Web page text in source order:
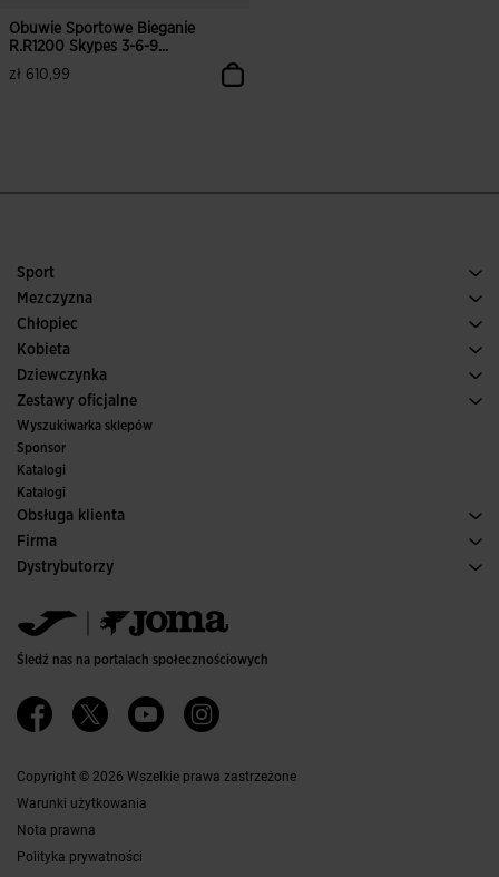
Obuwie Sportowe Bieganie
R.R1200 Skypes 3-6-9...
zł 610,99
Sport
Bieganie
Pilka nozna
Paddle
Trail, Bieganie w terenie
Mezczyzna
Buty Meskie
Sport
Chłopiec
Zobacz wszystkie ubrania dla chłopców
Kobieta
Obuwie Damskie
Sport
Dziewczynka
Zobacz wszystkie ubrania dla dziewczynek
Zestawy oficjalne
Pilka nozna
Futsal
Komitety i federacje
Wydania specjalne
Wyszukiwarka sklepów
Sponsor
Katalogi
Katalogi
Obsługa klienta
Warunki Zakupu
Transport i dostawa
Najczęściej zadawane pytania
Firma
Historia
Kanał etyczny
Polityka jakości i ochrony środowiska
Pracuj z Nami
Ethics Channel
Dystrybutorzy
Jomanet
Obszar marketingu
Skontaktuj się
Śledź nas na portalach społecznościowych
Copyright © 2026 Wszelkie prawa zastrzeżone
Warunki użytkowania
Nota prawna
Polityka prywatności